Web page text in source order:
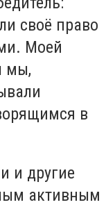
своё право
Моей
мы,
в
и другие
активным